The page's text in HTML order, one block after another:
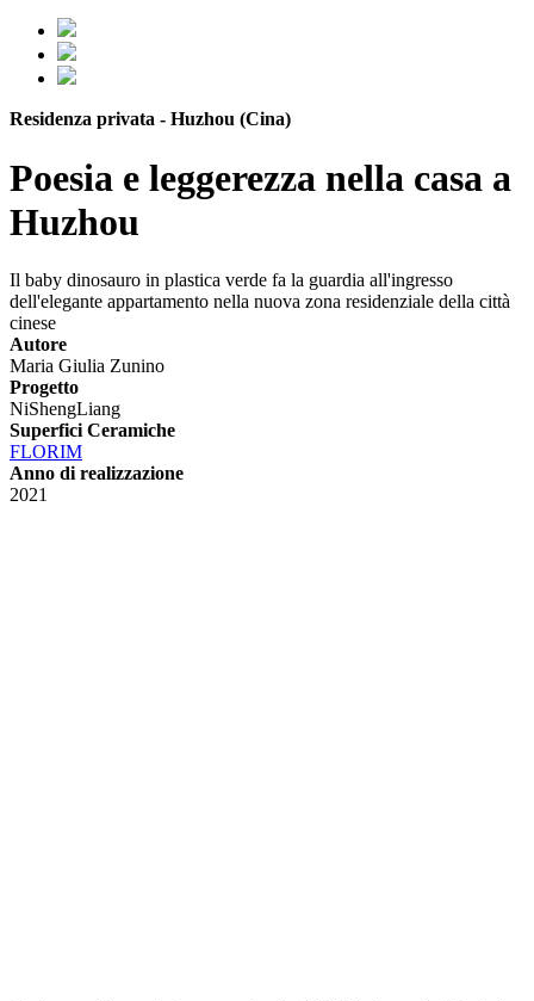
Residenza privata - Huzhou (Cina)
Poesia e leggerezza nella casa a
Huzhou
Il baby dinosauro in plastica verde fa la guardia all'ingresso
dell'elegante appartamento nella nuova zona residenziale della città
cinese
Autore
Maria Giulia Zunino
Progetto
NiShengLiang
Superfici Ceramiche
FLORIM
Anno di realizzazione
2021